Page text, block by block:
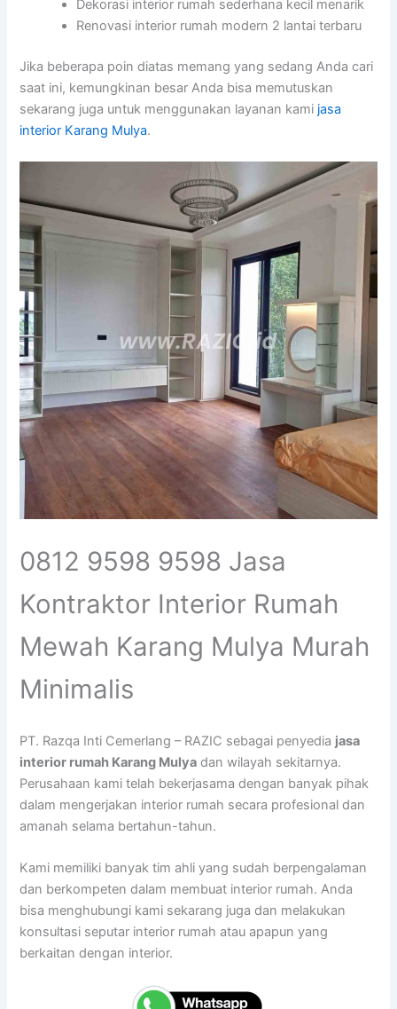
Dekorasi interior rumah sederhana kecil menarik
Renovasi interior rumah modern 2 lantai terbaru
Jika beberapa poin diatas memang yang sedang Anda cari
saat ini, kemungkinan besar Anda bisa memutuskan
sekarang juga untuk menggunakan layanan kami jasa
interior Karang Mulya.
0812 9598 9598 Jasa
Kontraktor Interior Rumah
Mewah Karang Mulya Murah
Minimalis
PT. Razqa Inti Cemerlang – RAZIC sebagai penyedia jasa
interior rumah Karang Mulya dan wilayah sekitarnya.
Perusahaan kami telah bekerjasama dengan banyak pihak
dalam mengerjakan interior rumah secara profesional dan
amanah selama bertahun-tahun.
Kami memiliki banyak tim ahli yang sudah berpengalaman
dan berkompeten dalam membuat interior rumah. Anda
bisa menghubungi kami sekarang juga dan melakukan
konsultasi seputar interior rumah atau apapun yang
berkaitan dengan interior.